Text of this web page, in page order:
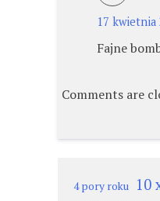
17 kwietnia
Fajne
Comments are
4 pory roku 10